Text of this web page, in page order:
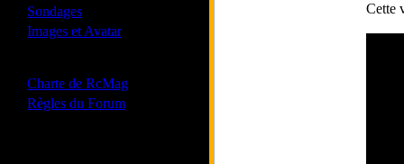
Sondages
Images et Avatar
Charte de RcMag
Règles du Forum
Cette